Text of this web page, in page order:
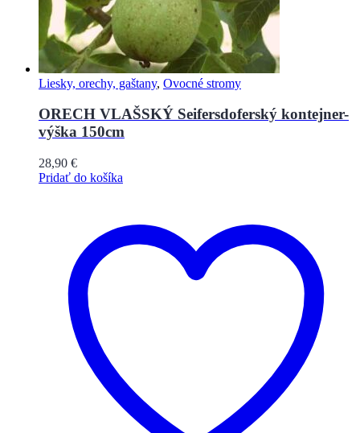
Liesky, orechy, gaštany, Ovocné stromy
ORECH VLAŠSKÝ Seifersdoferský kontejner-
výška 150cm
28,90 €
Pridať do košíka